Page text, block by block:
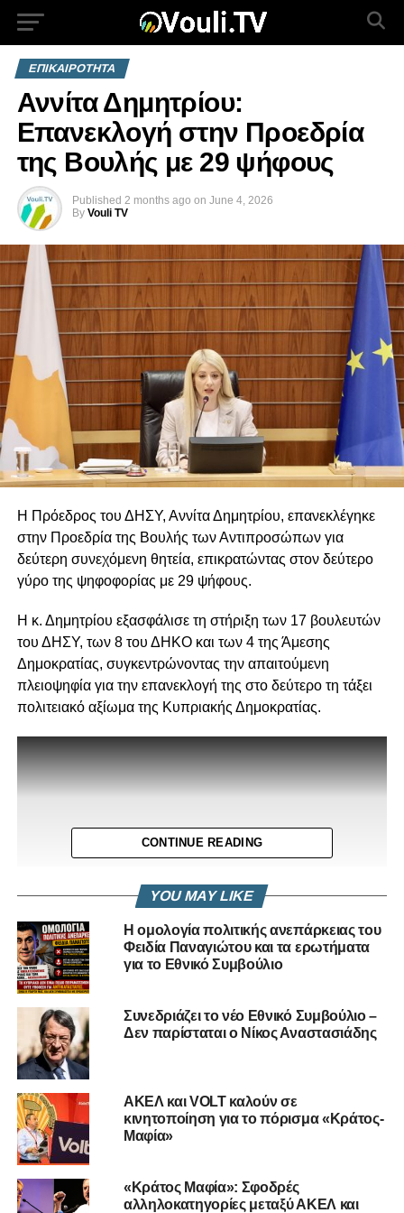
ΕΠΙΚΑΙΡΟΤΗΤΑ
Αννίτα Δημητρίου:
Επανεκλογή στην Προεδρία
της Βουλής με 29 ψήφους
Published 2 months ago on June 4, 2026
By Vouli TV
Η Πρόεδρος του ΔΗΣΥ, Αννίτα Δημητρίου, επανεκλέγηκε
στην Προεδρία της Βουλής των Αντιπροσώπων για
δεύτερη συνεχόμενη θητεία, επικρατώντας στον δεύτερο
γύρο της ψηφοφορίας με 29 ψήφους.
Η κ. Δημητρίου εξασφάλισε τη στήριξη των 17 βουλευτών
του ΔΗΣΥ, των 8 του ΔΗΚΟ και των 4 της Άμεσης
Δημοκρατίας, συγκεντρώνοντας την απαιτούμενη
πλειοψηφία για την επανεκλογή της στο δεύτερο τη τάξει
πολιτειακό αξίωμα της Κυπριακής Δημοκρατίας.
Ο Γενικός Γραμματέας του ΑΚΕΛ,
έλαβε συνολικά 19 ψήφους, προερχόμενες από τους 15
βουλευτές του ΑΚΕΛ και τους 4 βουλευτές του κινήματος
CONTINUE READING
YOU MAY LIKE
Η ομολογία πολιτικής ανεπάρκειας του
Φειδία Παναγιώτου και τα ερωτήματα
για το Εθνικό Συμβούλιο
Συνεδριάζει το νέο Εθνικό Συμβούλιο –
Δεν παρίσταται ο Νίκος Αναστασιάδης
ΑΚΕΛ και VOLT καλούν σε
κινητοποίηση για το πόρισμα «Κράτος-
Μαφία»
«Κράτος Μαφία»: Σφοδρές
αλληλοκατηγορίες μεταξύ ΑΚΕΛ και